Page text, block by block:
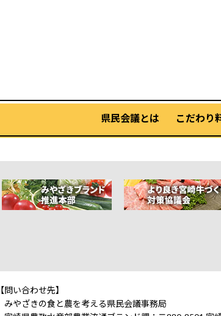
県民会議とは こだわり
【問い合わせ先】
みやざきの食と農を考える県民会議事務局